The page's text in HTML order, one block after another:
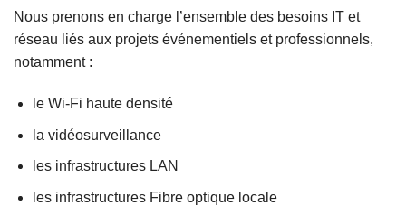
Nous prenons en charge l’ensemble des besoins IT et
réseau liés aux projets événementiels et professionnels,
notamment :
le Wi-Fi haute densité
la vidéosurveillance
les infrastructures LAN
les infrastructures Fibre optique locale